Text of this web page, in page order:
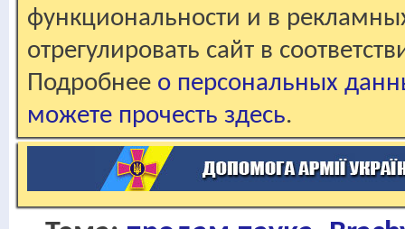
функциональности и в
отрегулировать сайт в
Подробнее о персональных
можете прочесть здесь.